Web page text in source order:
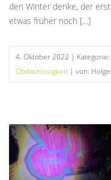
den Winter denke, der
etwas früher noch […]
4. Oktober 2022 | Kategorie:
Obdachlosigkeit | von: